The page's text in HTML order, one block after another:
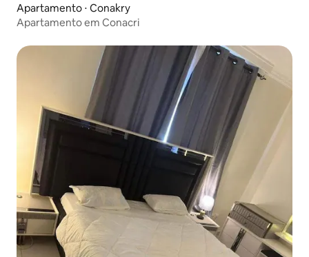
Apartamento ⋅ Conakry
Apartamento em Conacri